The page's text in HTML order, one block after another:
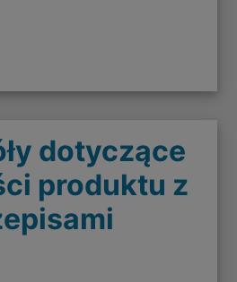
dotyczące
produktu z